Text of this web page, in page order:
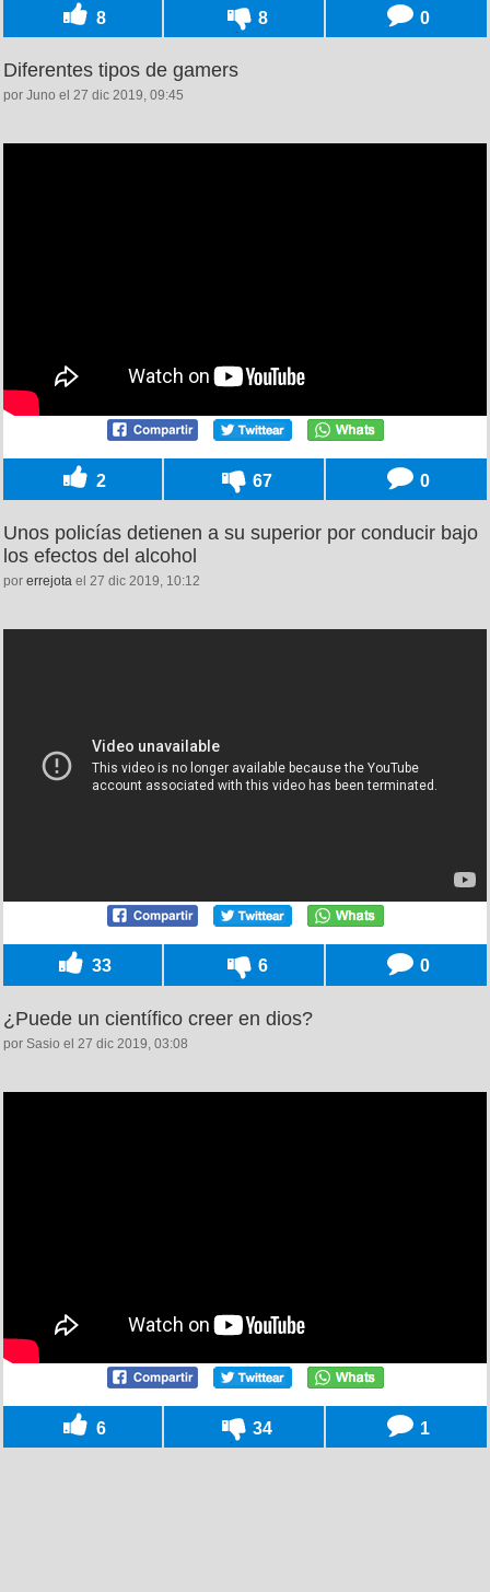
8 8 0
Diferentes tipos de gamers
por Juno el 27 dic 2019, 09:45
2 67 0
Unos policías detienen a su superior por conducir bajo
los efectos del alcohol
por errejota el 27 dic 2019, 10:12
33 6 0
¿Puede un científico creer en dios?
por Sasio el 27 dic 2019, 03:08
6 34 1